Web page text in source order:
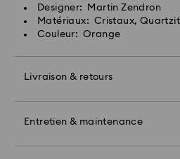
Designer: Martin Zendron
Matériaux: Cristaux,
Couleur: Orange
Livraison & retours
Pour l’instant, Swarovski n’est
d’effectuer des livraisons vers
propriété de Swarovski jusqu’à
paiement final.
Creators Lab, veuillez noter
colis, et que vous en serez
Entretien & maintenance
message cadeau personnalisé.